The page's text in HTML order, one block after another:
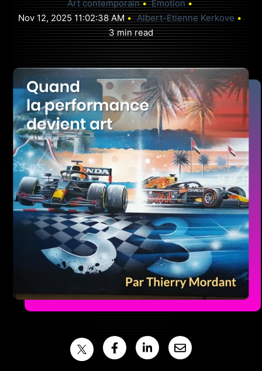
HONORAIRES
CAS & RÉSONANCES
PRENDRE RENDEZ-VOUS
Art contemporain
Émotion
Nov 12, 2025 11:02:38 AM
Albert-Etienne Kerkove
3 min read